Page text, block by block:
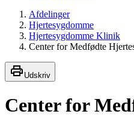
Afdelinger
Hjertesygdomme
Hjertesygdomme Klinik
Center for Medfødte
Udskriv
Center for